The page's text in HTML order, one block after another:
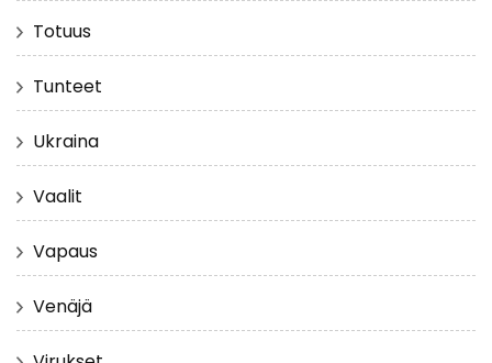
Totuus
Tunteet
Ukraina
Vaalit
Vapaus
Venäjä